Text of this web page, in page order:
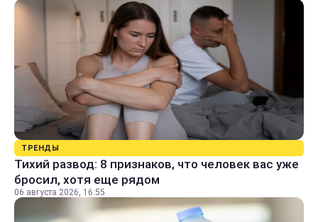
ТРЕНДЫ
Тихий развод: 8 признаков, что человек вас уже
бросил, хотя еще рядом
06 августа 2026, 16:55